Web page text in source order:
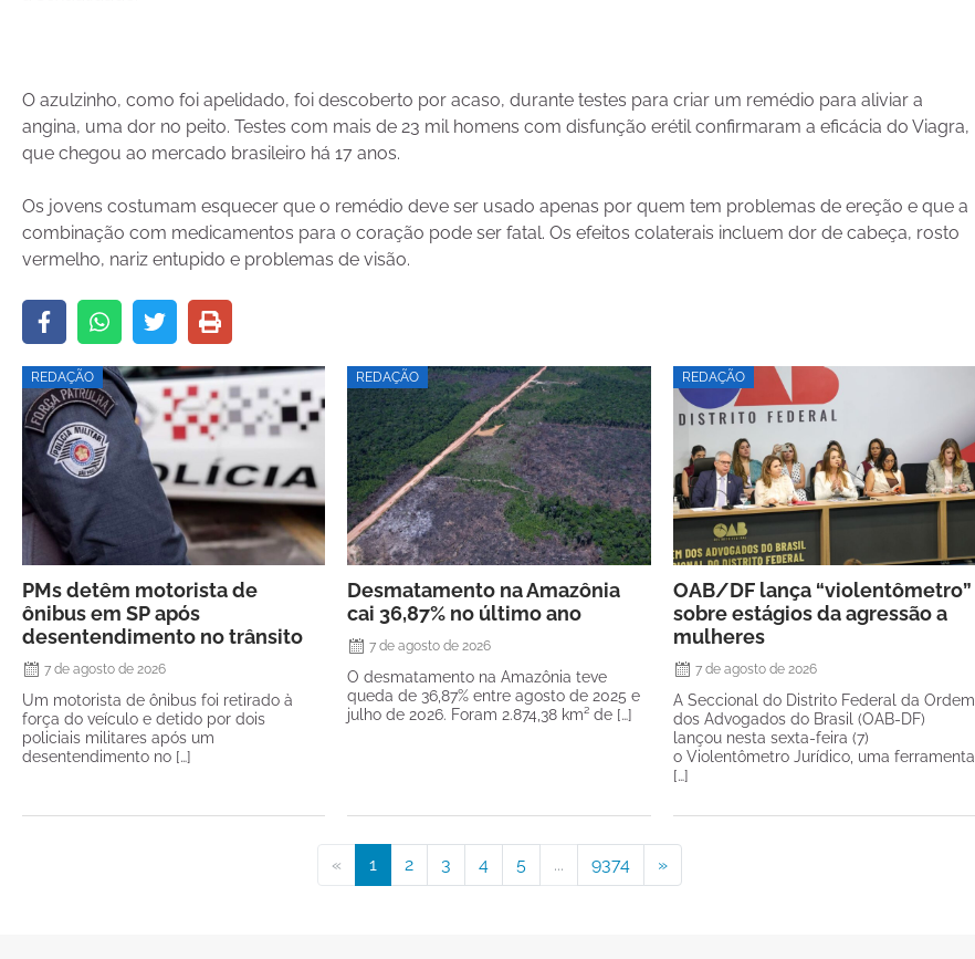
O azulzinho, como foi apelidado, foi descoberto por acaso, durante testes para criar um remédio para aliviar a
angina, uma dor no peito. Testes com mais de 23 mil homens com disfunção erétil confirmaram a eficácia do Viagra,
que chegou ao mercado brasileiro há 17 anos.
Os jovens costumam esquecer que o remédio deve ser usado apenas por quem tem problemas de ereção e que a
combinação com medicamentos para o coração pode ser fatal. Os efeitos colaterais incluem dor de cabeça, rosto
vermelho, nariz entupido e problemas de visão.
REDAÇÃO
PMs detêm motorista de
ônibus em SP após
desentendimento no trânsito
7 de agosto de 2026
Um motorista de ônibus foi retirado à
força do veículo e detido por dois
policiais militares após um
desentendimento no […]
REDAÇÃO
Desmatamento na Amazônia
cai 36,87% no último ano
7 de agosto de 2026
O desmatamento na Amazônia teve
queda de 36,87% entre agosto de 2025 e
julho de 2026. Foram 2.874,38 km² de […]
REDAÇÃO
OAB/DF lança “violentômetro”
sobre estágios da agressão a
mulheres
7 de agosto de 2026
A Seccional do Distrito Federal da Ordem
dos Advogados do Brasil (OAB-DF)
lançou nesta sexta-feira (7)
o Violentômetro Jurídico, uma ferramenta
[…]
« 1 2 3 4 5 ... 9374 »